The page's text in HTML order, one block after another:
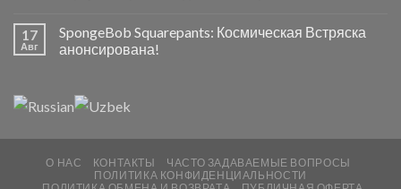
17
Авг
SpongeBob Squarepants: Космическая Встряска
анонсирована!
О НАС КОНТАКТЫ
ЧАСТО ЗАДАВАЕМЫЕ ВОПРОСЫ
ПОЛИТИКА КОНФИДЕНЦИАЛЬНОСТИ